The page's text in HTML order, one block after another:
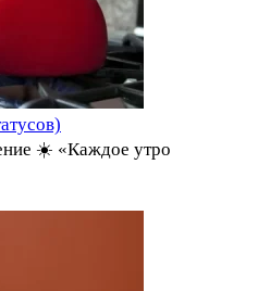
☀️ «Каждое утро